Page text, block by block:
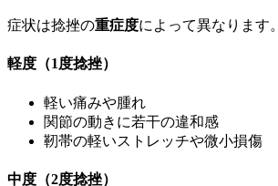
症状は捻挫の重症度によって異なります。
軽度（1度捻挫）
軽い痛みや腫れ
関節の動きに若干の違和感
靭帯の軽いストレッチや微小損傷
中度（2度捻挫）